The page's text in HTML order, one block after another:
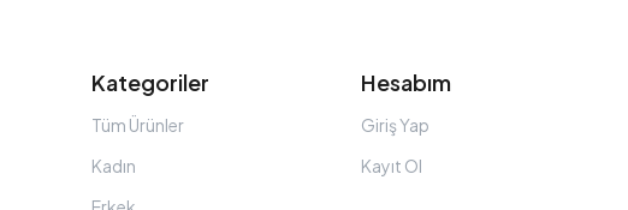
Kategoriler
Tüm Ürünler
Kadın
Hesabım
Giriş Yap
Kayıt Ol